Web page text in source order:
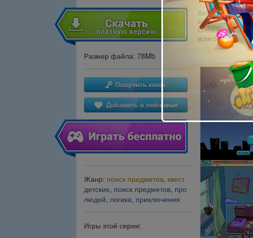
Размер файла: 78Mb
Жанр: поиск предметов, квест
детские, поиск предметов, про
людей, логика, приключения
Игры этой серии:
Веселый и
законам своего
Олега Куваева и
всем без